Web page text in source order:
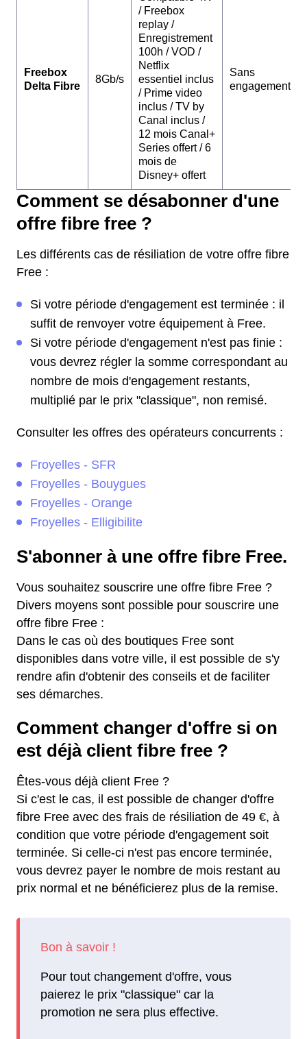
Freebox
Delta Fibre
8Gb/s
/ Freebox
replay /
Enregistrement
100h / VOD /
Netflix
essentiel inclus
/ Prime video
inclus / TV by
Canal inclus /
12 mois Canal+
Series offert / 6
mois de
Disney+ offert
Sans
engagement
Comment se désabonner d'une
offre fibre free ?
Les différents cas de résiliation de votre offre fibre
Free :
Si votre période d'engagement est terminée : il
suffit de renvoyer votre équipement à Free.
Si votre période d'engagement n'est pas finie :
vous devrez régler la somme correspondant au
nombre de mois d'engagement restants,
multiplié par le prix "classique", non remisé.
Consulter les offres des opérateurs concurrents :
Froyelles - SFR
Froyelles - Bouygues
Froyelles - Orange
Froyelles - Elligibilite
S'abonner à une offre fibre Free.
Vous souhaitez souscrire une offre fibre Free ?
Divers moyens sont possible pour souscrire une
offre fibre Free :
Dans le cas où des boutiques Free sont
disponibles dans votre ville, il est possible de s'y
rendre afin d'obtenir des conseils et de faciliter
ses démarches.
Comment changer d'offre si on
est déjà client fibre free ?
Êtes-vous déjà client Free ?
Si c'est le cas, il est possible de changer d'offre
fibre Free avec des frais de résiliation de 49 €, à
condition que votre période d'engagement soit
terminée. Si celle-ci n'est pas encore terminée,
vous devrez payer le nombre de mois restant au
prix normal et ne bénéficierez plus de la remise.
Pour tout changement d'offre, vous
paierez le prix "classique" car la
promotion ne sera plus effective.